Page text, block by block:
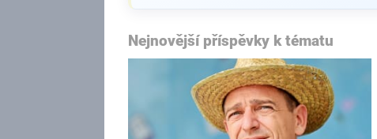
Nejnovější příspěvky k tématu